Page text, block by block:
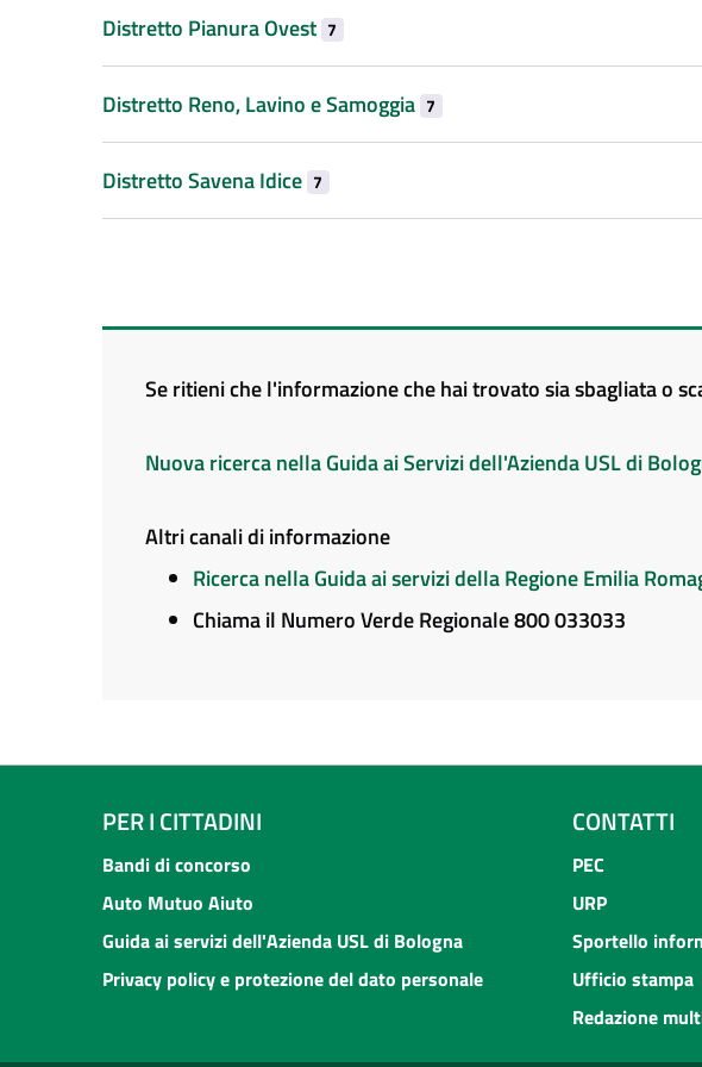
Distretto Pianura Ovest 7
Distretto Reno, Lavino e Samoggia 7
Distretto Savena Idice 7
Se ritieni che l'informazione che hai trovato sia sbagliata o
Nuova ricerca nella Guida ai Servizi dell'Azienda USL di
Altri canali di informazione
Ricerca nella Guida ai servizi della Regione Emilia
Chiama il Numero Verde Regionale 800 033033
PER I CITTADINI
Bandi di concorso
Auto Mutuo Aiuto
Guida ai servizi dell'Azienda USL di Bologna
Privacy policy e protezione del dato personale
CONTATTI
PEC
URP
Sportello
Ufficio stampa
Redazione